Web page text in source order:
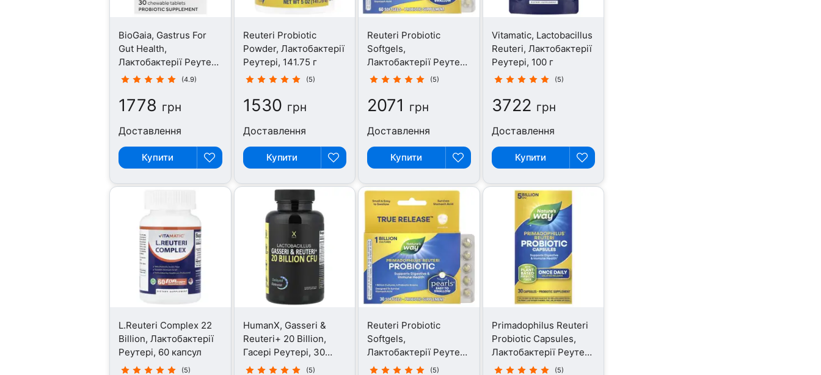
BioGaia, Gastrus For
Gut Health,
Лактобактерії Реутері,
30 таблеток
(4.9)
1778 грн
Доставлення
Купити
Reuteri Probiotic
Powder, Лактобактерії
Реутері, 141.75 г
(5)
1530 грн
Доставлення
Купити
Reuteri Probiotic
Softgels,
Лактобактерії Реутері,
60 капсул
(5)
2071 грн
Доставлення
Купити
Vitamatic, Lactobacillus
Reuteri, Лактобактерії
Реутері, 100 г
(5)
3722 грн
Доставлення
Купити
L.Reuteri Complex 22
Billion, Лактобактерії
Реутері, 60 капсул
(5)
HumanX, Gasseri &
Reuteri+ 20 Billion,
Гасері Реутері, 30
капсул
(5)
Reuteri Probiotic
Softgels,
Лактобактерії Реутері,
30 капсул
(5)
Primadophilus Reuteri
Probiotic Capsules,
Лактобактерії Реутері,
30 капсул
(5)